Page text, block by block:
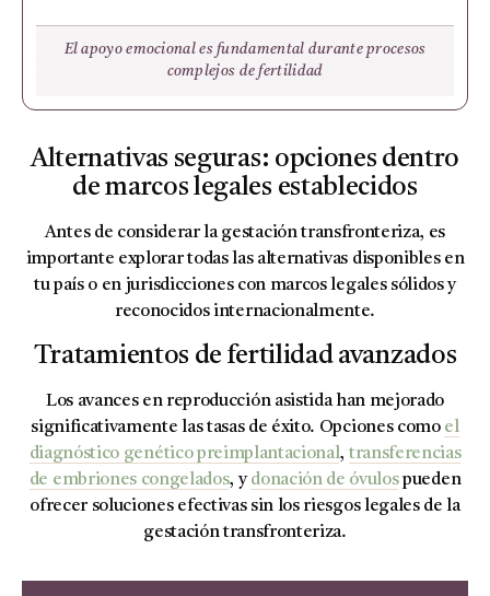
El apoyo emocional es fundamental durante procesos
complejos de fertilidad
Alternativas seguras: opciones dentro
de marcos legales establecidos
Antes de considerar la gestación transfronteriza, es
importante explorar todas las alternativas disponibles en
tu país o en jurisdicciones con marcos legales sólidos y
reconocidos internacionalmente.
Tratamientos de fertilidad avanzados
Los avances en reproducción asistida han mejorado
significativamente las tasas de éxito. Opciones como el
diagnóstico genético preimplantacional, transferencias
de embriones congelados, ydonación de óvulospueden
ofrecer soluciones efectivas sin los riesgos legales de la
gestación transfronteriza.